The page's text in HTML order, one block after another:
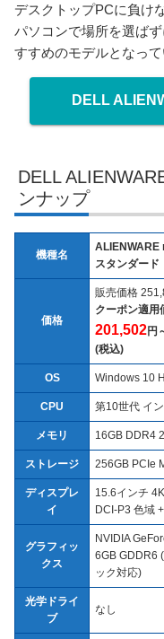
デスクトップPCに負け
パソコンで場所を選ば
すすめのモデルとなって
DELL
DELL
ンナップ
機種名
ALIENWARE
スタンダード
価格
販売価格
クーポン適用
201,502円
(税込)
OS Windows 10
CPU 第10世代 イ
メモリ 16GB DDR4
ストレージ 256GB PCIe
ディスプレ
イ
15.6インチ
DCI-P3 色域
グラフィッ
クス
NVIDIA
6GB GDDR6
ック対応)
光学ドライ
ブ
なし